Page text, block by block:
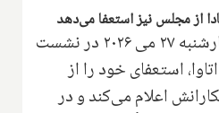
از مجلس نیز استعفا می‌دهد
استیون گیلبو، فردا چهارشنبه ۲۷ می ۲۰۲۶ در نشست
استعفای خود را از
اعلام می‌کند و در